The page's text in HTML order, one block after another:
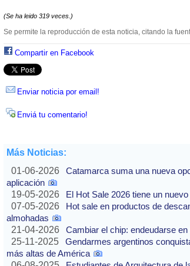
(Se ha leido 319 veces.)
Se permite la reproducción de esta noticia, citando la
Compartir en Facebook
Enviar noticia por email!
Enviá tu comentario!
Más Noticias:
01-06-2026
Catamarca suma una nueva
aplicación
19-05-2026
El Hot Sale 2026 tiene un
07-05-2026
Hot sale en productos de
almohadas
21-04-2026
Cambiar el chip: endeudarse
25-11-2025
Gendarmes argentinos
más altas de América